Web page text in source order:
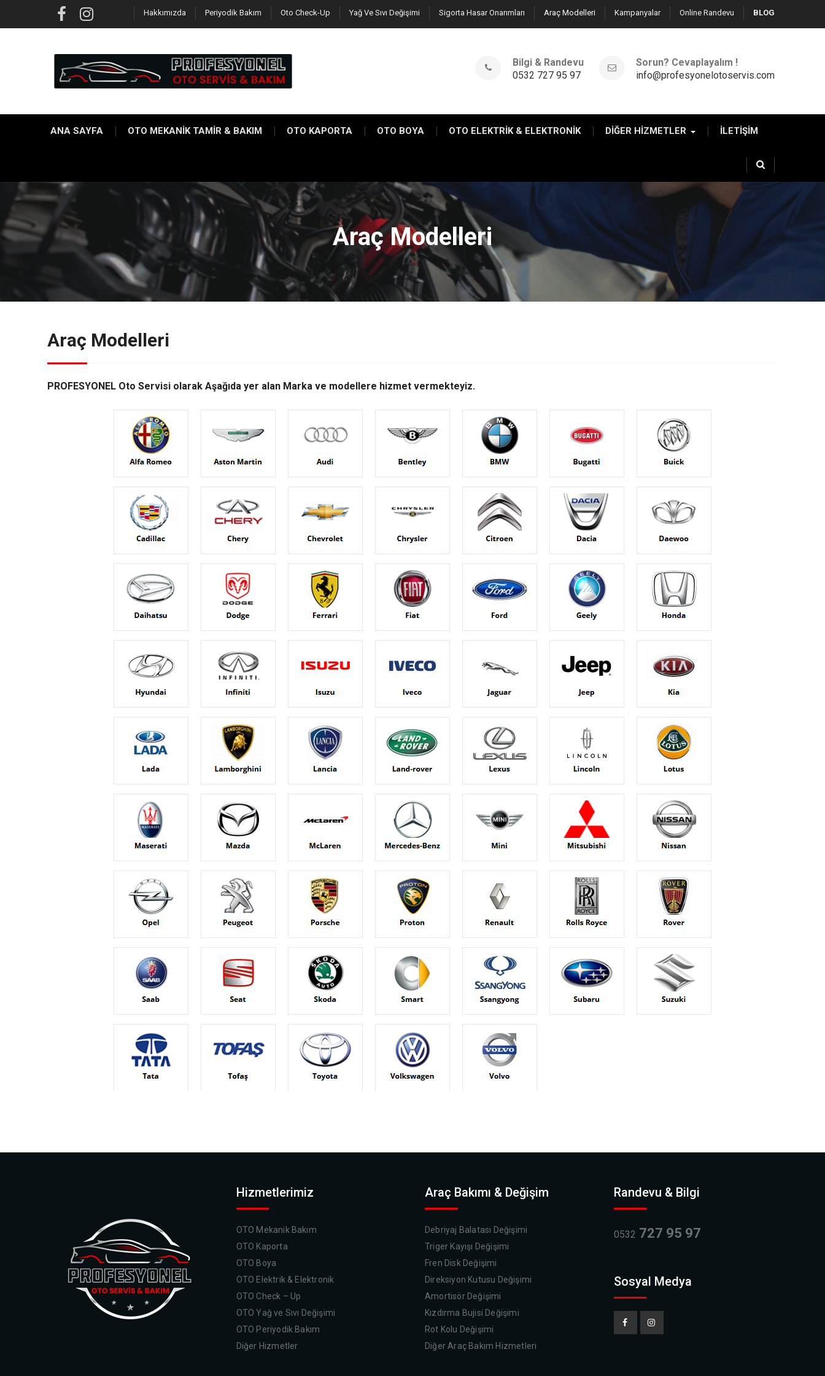
Hakkımızda Periyodik Bakım Oto Check-Up Yağ Ve Sıvı Değişimi Sigorta Hasar Onarımları Araç Modelleri Kampanyalar Online Randevu BLOG
FacebookInstagram
Bilgi & Randevu
0532 727 95 97
Sorun? Cevaplayalım !
info@profesyonelotoservis.com
ANA SAYFA OTO MEKANİK TAMİR & BAKIM OTO KAPORTA OTO BOYA OTO ELEKTRİK & ELEKTRONİK DİĞER HİZMETLER İLETİŞİM
Araç Modelleri
Araç Modelleri
PROFESYONEL Oto Servisi olarak Aşağıda yer alan Marka ve modellere hizmet vermekteyiz.
Hizmetlerimiz
OTO Mekanik Bakım
OTO Kaporta
OTO Boya
OTO Elektrik & Elektronik
OTO Check – Up
OTO Yağ ve Sıvı Değişimi
OTO Periyodik Bakım
Diğer Hizmetler
Araç Bakımı & Değişim
Debriyaj Balatası Değişimi
Triger Kayışı Değişimi
Fren Disk Değişimi
Direksiyon Kutusu Değişimi
Amortisör Değişimi
Kızdırma Bujisi Değişimi
Rot Kolu Değişimi
Diğer Araç Bakım Hizmetleri
Randevu & Bilgi
0532 727 95 97
Sosyal Medya